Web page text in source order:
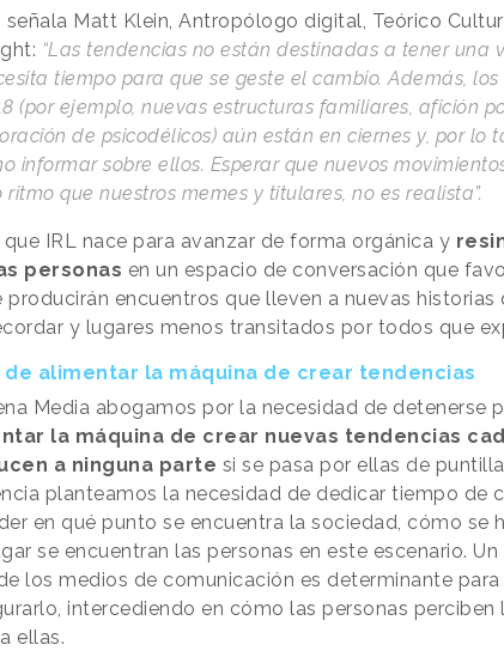
señala Matt Klein, Antropólogo digital, Teórico
“Las tendencias no están destinadas a tener una
tiempo para que se geste el cambio. Además,
(por ejemplo, nuevas estructuras familiares, afición
de psicodélicos) aún están en ciernes y, por lo
informar sobre ellos. Esperar que nuevos
ritmo que nuestros memes y titulares, no es realista”.
que IRL nace para avanzar de forma orgánica y
personas en un espacio de conversación que
producirán encuentros que lleven a nuevas historias
y lugares menos transitados por todos que
de alimentar la máquina de crear tendencias
Media abogamos por la necesidad de detenerse
la máquina de crear nuevas tendencias
a ninguna parte si se pasa por ellas de
planteamos la necesidad de dedicar tiempo de
en qué punto se encuentra la sociedad, cómo se
se encuentran las personas en este escenario.
los medios de comunicación es determinante
intercediendo en cómo las personas perciben
ellas.